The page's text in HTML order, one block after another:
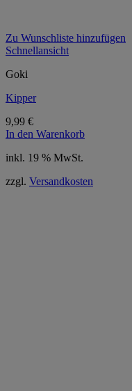
Zu Wunschliste hinzufügen
Schnellansicht
Goki
Kipper
9,99 €
In den Warenkorb
inkl. 19 % MwSt.
zzgl. Versandkosten